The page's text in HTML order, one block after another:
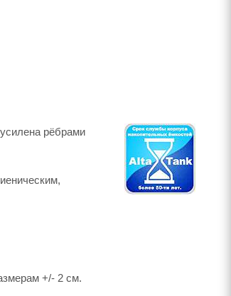
рёбрами
+/- 2 см.